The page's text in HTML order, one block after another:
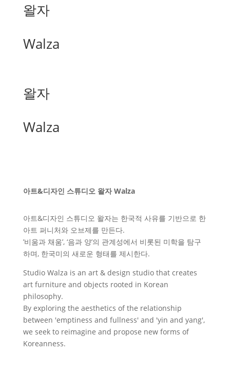
왈자
Walza
왈자
Walza
아트&디자인 스튜디오 왈자 Walza
아트&디자인 스튜디오 왈자는 한국적 사유를 기반으로 한
아트 퍼니처와 오브제를 만든다.
’비움과 채움’, ‘음과 양’의 관계성에서 비롯된 미학을 탐구
하며, 한국미의 새로운 형태를 제시한다.
Studio Walza is an art & design studio that creates
art furniture and objects rooted in Korean
philosophy.
By exploring the aesthetics of the relationship
between 'emptiness and fullness' and 'yin and yang',
we seek to reimagine and propose new forms of
Koreanness.